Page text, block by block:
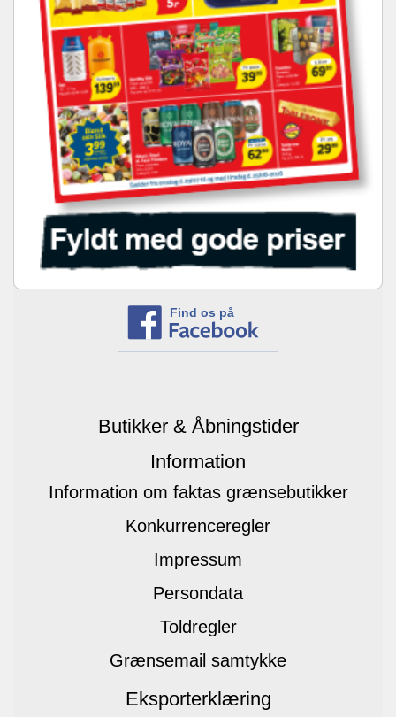
Find os på
Butikker & Åbningstider
Information
Information om faktas grænsebutikker
Konkurrenceregler
Impressum
Persondata
Toldregler
Grænsemail samtykke
Eksporterklæring